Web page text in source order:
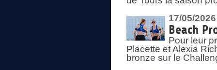
17/05/2026
Beach
Pour leur
Placette et Alexia
bronze sur le